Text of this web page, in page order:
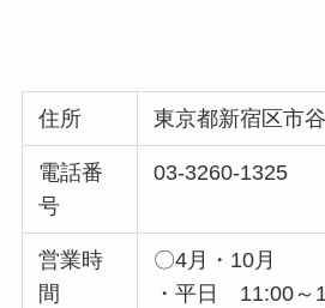
住所 東京都新宿区市
電話番
号
03-3260-1325
営業時
間
〇4月・10月
・平日 11:00～